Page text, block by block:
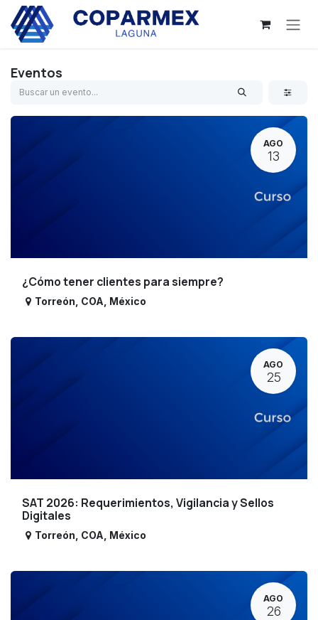
Ir al contenido
Eventos
AGO
13
¿Cómo tener clientes para siempre?
Torreón COA México
AGO
25
SAT 2026: Requerimientos, Vigilancia y Sellos
Digitales
Torreón COA México
AGO
26